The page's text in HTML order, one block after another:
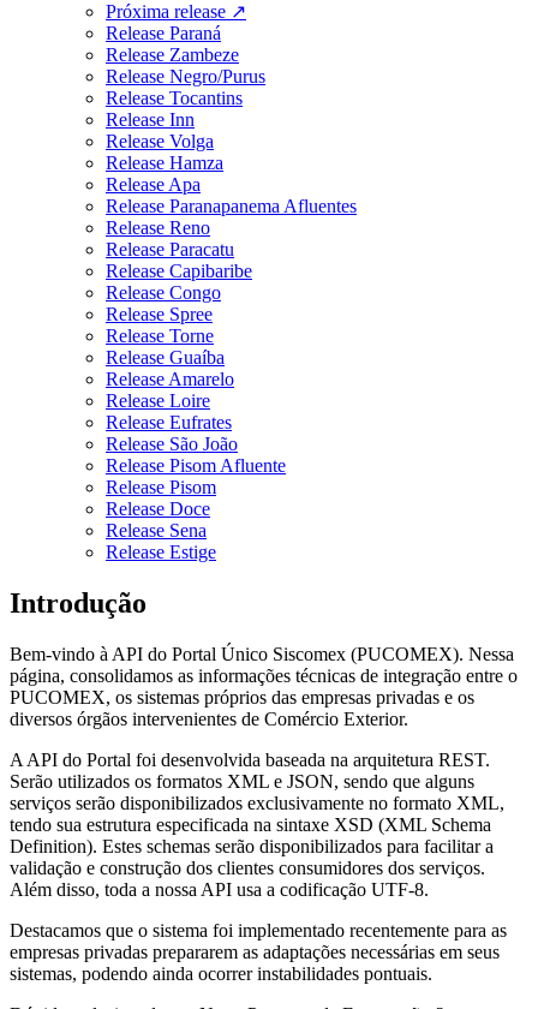
Próxima release ↗
Release Paraná
Release Zambeze
Release Negro/Purus
Release Tocantins
Release Inn
Release Volga
Release Hamza
Release Apa
Release Paranapanema Afluentes
Release Reno
Release Paracatu
Release Capibaribe
Release Congo
Release Spree
Release Torne
Release Guaíba
Release Amarelo
Release Loire
Release Eufrates
Release São João
Release Pisom Afluente
Release Pisom
Release Doce
Release Sena
Release Estige
Introdução
Bem-vindo à API do Portal Único Siscomex (PUCOMEX). Nessa
página, consolidamos as informações técnicas de integração entre o
PUCOMEX, os sistemas próprios das empresas privadas e os
diversos órgãos intervenientes de Comércio Exterior.
A API do Portal foi desenvolvida baseada na arquitetura REST.
Serão utilizados os formatos XML e JSON, sendo que alguns
serviços serão disponibilizados exclusivamente no formato XML,
tendo sua estrutura especificada na sintaxe XSD (XML Schema
Definition). Estes schemas serão disponibilizados para facilitar a
validação e construção dos clientes consumidores dos serviços.
Além disso, toda a nossa API usa a codificação UTF-8.
Destacamos que o sistema foi implementado recentemente para as
empresas privadas prepararem as adaptações necessárias em seus
sistemas, podendo ainda ocorrer instabilidades pontuais.